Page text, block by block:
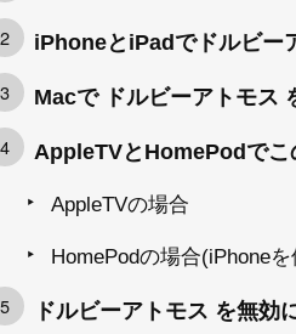
iPhoneとiPadでドルビー
Macで ドルビーアトモス
AppleTVとHomePodでこ
AppleTVの場合
HomePodの場合(iPhone
ドルビーアトモス を無効